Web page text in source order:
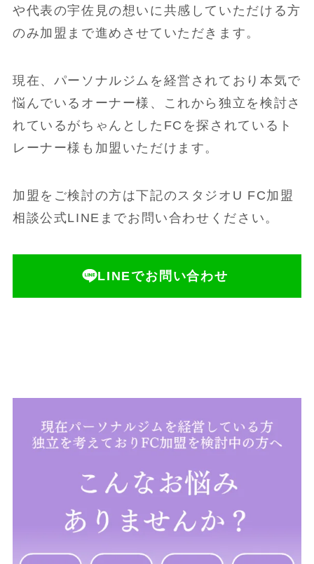
や代表の宇佐見の想いに共感していただける方
のみ加盟まで進めさせていただきます。
現在、パーソナルジムを経営されており本気で
悩んでいるオーナー様、これから独立を検討さ
れているがちゃんとしたFCを探されているト
レーナー様も加盟いただけます。
加盟をご検討の方は下記のスタジオU FC加盟
相談公式LINEまでお問い合わせください。
LINEでお問い合わせ